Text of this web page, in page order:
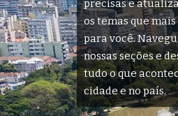
precisas e
os temas que
para você.
nossas seções e
tudo o que
cidade e no país.